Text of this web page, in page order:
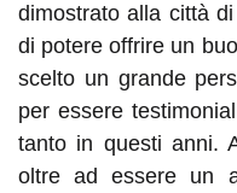
dimostrato alla città
di potere offrire un
scelto un grande
per essere
tanto in questi anni.
oltre ad essere un